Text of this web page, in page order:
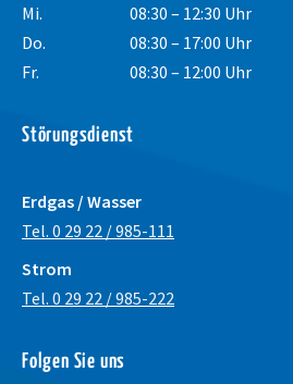
Mi.
08:30 – 12:30 Uhr
Do.
08:30 – 17:00 Uhr
Fr.
08:30 – 12:00 Uhr
Störungsdienst
Erdgas / Wasser
Tel. 0 29 22 / 985-111
Strom
Tel. 0 29 22 / 985-222
Folgen Sie uns